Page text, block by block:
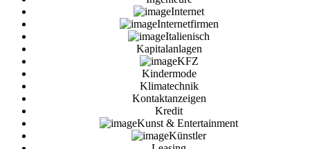
Internet
Internetfirmen
Italienisch
Kapitalanlagen
KFZ
Kindermode
Klimatechnik
Kontaktanzeigen
Kredit
Kunst & Entertainment
Künstler